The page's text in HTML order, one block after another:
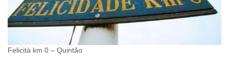
Felicità km 0 – Quintão